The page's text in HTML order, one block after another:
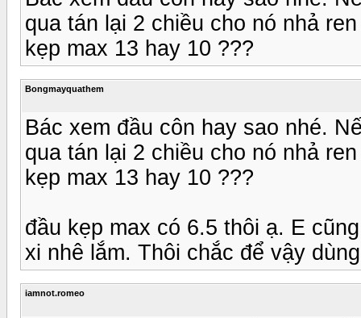
qua tán lại 2 chiều cho nó nhả
kẹp max 13 hay 10 ???
Bongmayquathem
Bác xem đầu côn hay sao nhé.
qua tán lại 2 chiều cho nó nhả
kẹp max 13 hay 10 ???
đầu kẹp max có 6.5 thôi ạ. E
xi nhê lắm. Thôi chắc để vậy
iamnot.romeo